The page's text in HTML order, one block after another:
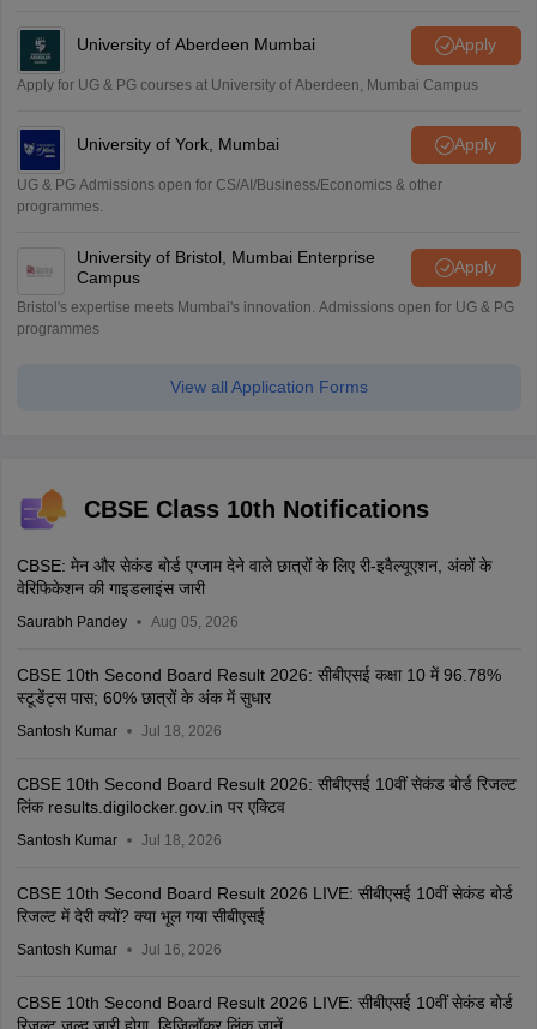
University of Aberdeen Mumbai Apply
Apply for UG & PG courses at University of Aberdeen, Mumbai Campus
University of York, Mumbai Apply
UG & PG Admissions open for CS/AI/Business/Economics & other
programmes.
University of Bristol, Mumbai Enterprise
Campus
Apply
Bristol's expertise meets Mumbai's innovation. Admissions open for UG & PG
programmes
View all Application Forms
CBSE Class 10th Notifications
CBSE: मेन और सेकंड बोर्ड एग्जाम देने वाले छात्रों के लिए री-इवैल्यूएशन, अंकों के
वेरिफिकेशन की गाइडलाइंस जारी
Saurabh Pandey Aug 05, 2026
CBSE 10th Second Board Result 2026: सीबीएसई कक्षा 10 में 96.78%
स्टूडेंट्स पास; 60% छात्रों के अंक में सुधार
Santosh Kumar Jul 18, 2026
CBSE 10th Second Board Result 2026: सीबीएसई 10वीं सेकंड बोर्ड रिजल्ट
लिंक results.digilocker.gov.in पर एक्टिव
Santosh Kumar Jul 18, 2026
CBSE 10th Second Board Result 2026 LIVE: सीबीएसई 10वीं सेकंड बोर्ड
रिजल्ट में देरी क्यों? क्या भूल गया सीबीएसई
Santosh Kumar Jul 16, 2026
CBSE 10th Second Board Result 2026 LIVE: सीबीएसई 10वीं सेकंड बोर्ड